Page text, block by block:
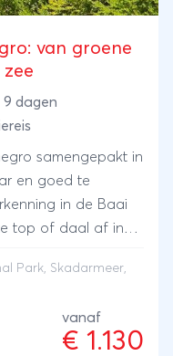
van groene
9 dagen
samengepakt in
en goed te
in de Baai
top of daal af in
en
Park, Skadarmeer,
vanaf
€ 1.130